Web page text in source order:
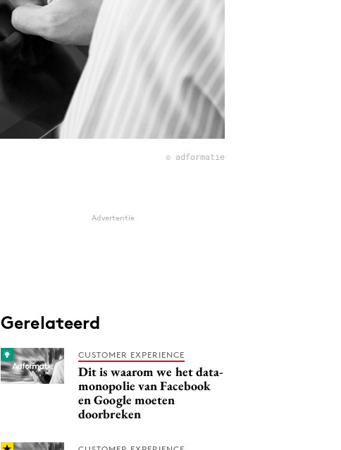
© adformatie
Advertentie
Gerelateerd
CUSTOMER EXPERIENCE
Dit is waarom we het data-
monopolie van Facebook
en Google moeten
doorbreken